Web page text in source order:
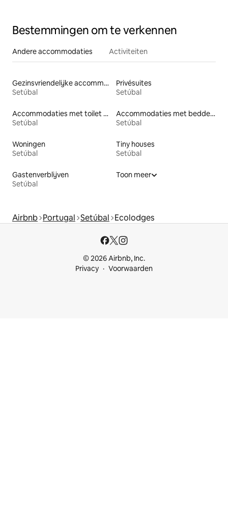
Bestemmingen om te verkennen
Andere accommodaties Activiteiten
Gezinsvriendelijke accommodaties
Setúbal
Privésuites
Setúbal
Accommodaties met toilet op toegankelijke hoogte
Setúbal
Accommodaties met bedden op toegankelijke hoogte
Setúbal
Woningen
Setúbal
Tiny houses
Setúbal
Gastenverblijven
Setúbal
Toon meer
Airbnb Portugal Setúbal Ecolodges
© 2026 Airbnb, Inc.
Privacy
Voorwaarden